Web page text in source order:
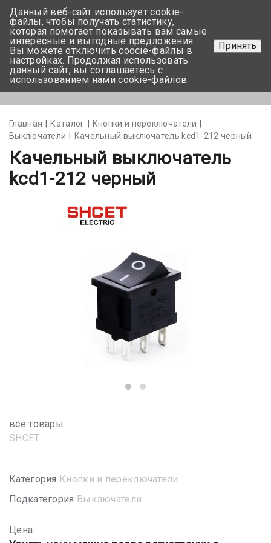
+375 17-350-99-56
+375 44-752-82-08
Задать вопрос
Главная Каталог
Кнопки и переключатели
Выключатели
Качельный выключатель kcd1-212 черный
Качельный выключатель
kcd1-212 черный
все товары
SHСET
Категория Кнопки и переключатели
Подкатегория Выключатели
Цена:
Данный веб-сайт использует cookie-
файлы, чтобы получать статистику,
которая помогает показывать вам самые
интересные и выгодные предложения.
Вы можете отключить coocie-файлы в
настройках. Продолжая использовать
данный сайт, вы соглашаетесь с
использованием нами cookie-файлов.
Принять